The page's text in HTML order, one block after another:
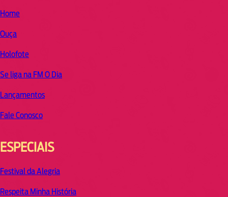
Home
Ouça
Holofote
Se liga na FM O Dia
Lançamentos
Fale Conosco
ESPECIAIS
Festival da Alegria
Respeita Minha História